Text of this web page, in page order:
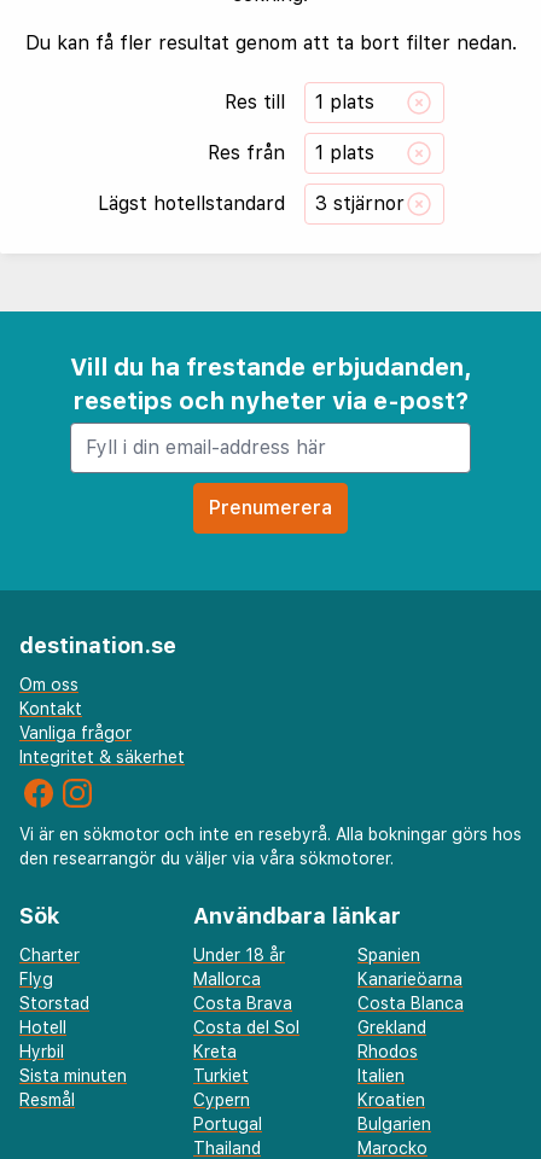
Du kan få fler resultat genom att ta bort filter nedan.
Res till 1 plats
Res från 1 plats
Lägst hotellstandard 3 stjärnor
Vill du ha frestande erbjudanden,
resetips och nyheter via e-post?
destination.se
Om oss
Kontakt
Vanliga frågor
Integritet & säkerhet
Vi är en sökmotor och inte en resebyrå. Alla bokningar görs hos
den researrangör du väljer via våra sökmotorer.
Sök
Charter
Flyg
Storstad
Hotell
Hyrbil
Sista minuten
Resmål
Användbara länkar
Under 18 år
Spanien
Mallorca
Kanarieöarna
Costa Brava
Costa Blanca
Costa del Sol
Grekland
Kreta
Rhodos
Turkiet
Italien
Cypern
Kroatien
Portugal
Bulgarien
Thailand
Marocko